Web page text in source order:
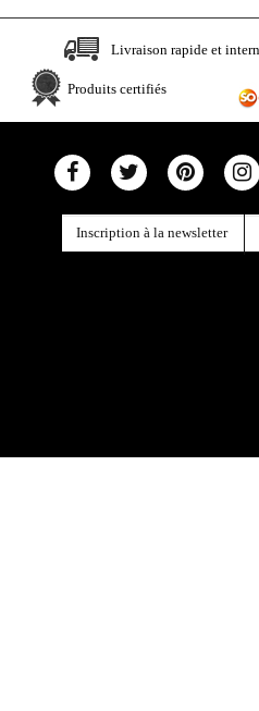
Livraison rapide et
Produits certifiés